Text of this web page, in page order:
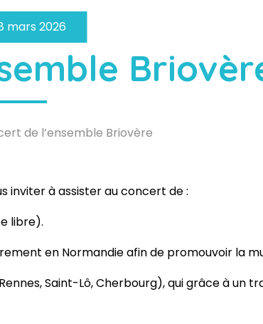
mars 2026
de l’ensemble Briovère
inviter à assister au concert de :
libre).
en Normandie afin de promouvoir la
Saint-Lô, Cherbourg), qui grâce à un